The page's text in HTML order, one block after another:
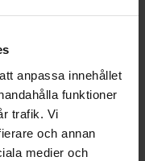
anpassa innehållet
funktioner
trafik. Vi
och annan
medier och